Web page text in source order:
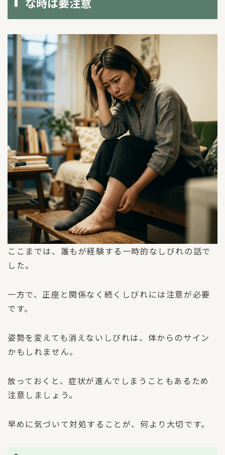
ここまでは、誰もが経験する一時的なしびれの話で
した。
一方で、正座と関係なく続くしびれには注意が必要
です。
姿勢を変えても消えないしびれは、体からのサイン
かもしれません。
放っておくと、症状が進んでしまうこともあるため
注意しましょう。
早めに気づいて対処することが、何より大切です。